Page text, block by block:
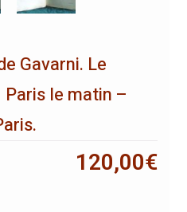
Gavarni. Le
le matin –
120,00€